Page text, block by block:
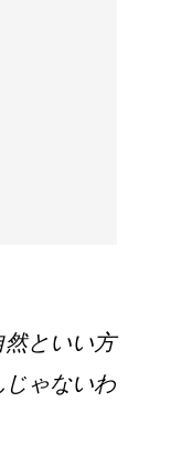
といい方
ゃないわ